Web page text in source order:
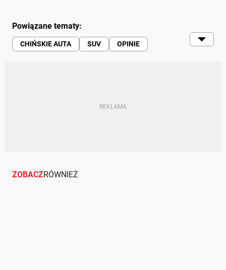
Powiązane tematy:
CHIŃSKIE AUTA SUV
OPINIE
ZOBACZRÓWNIEŻ